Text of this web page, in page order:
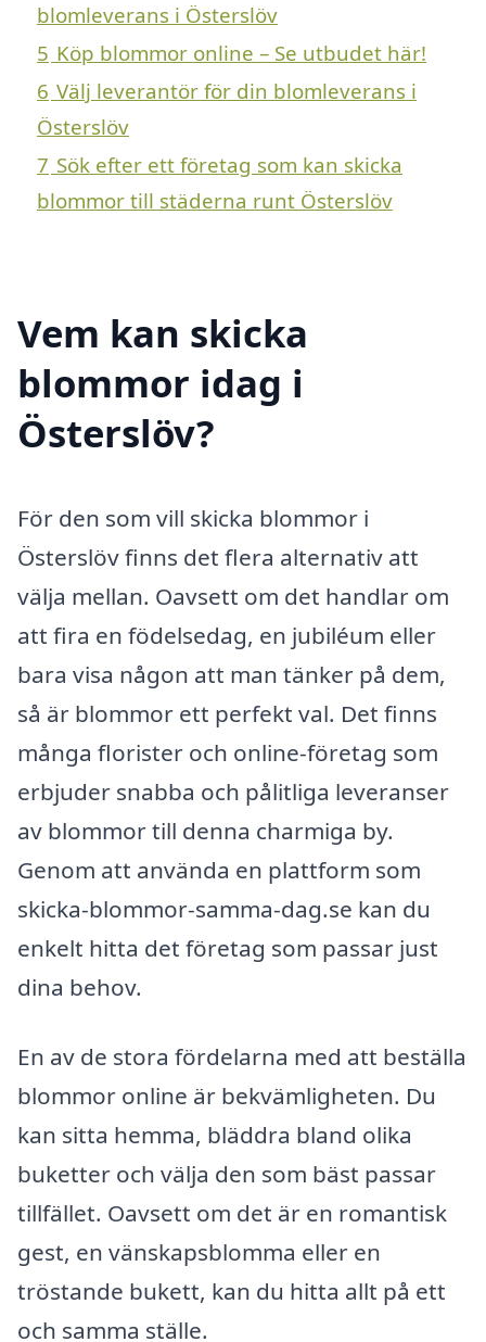
blomleverans i Österslöv
5 Köp blommor online – Se utbudet här!
6 Välj leverantör för din blomleverans i
Österslöv
7 Sök efter ett företag som kan skicka
blommor till städerna runt Österslöv
Vem kan skicka
blommor idag i
Österslöv?
För den som vill skicka blommor i
Österslöv finns det flera alternativ att
välja mellan. Oavsett om det handlar om
att fira en födelsedag, en jubiléum eller
bara visa någon att man tänker på dem,
så är blommor ett perfekt val. Det finns
många florister och online-företag som
erbjuder snabba och pålitliga leveranser
av blommor till denna charmiga by.
Genom att använda en plattform som
skicka-blommor-samma-dag.se kan du
enkelt hitta det företag som passar just
dina behov.
En av de stora fördelarna med att beställa
blommor online är bekvämligheten. Du
kan sitta hemma, bläddra bland olika
buketter och välja den som bäst passar
tillfället. Oavsett om det är en romantisk
gest, en vänskapsblomma eller en
tröstande bukett, kan du hitta allt på ett
och samma ställe.